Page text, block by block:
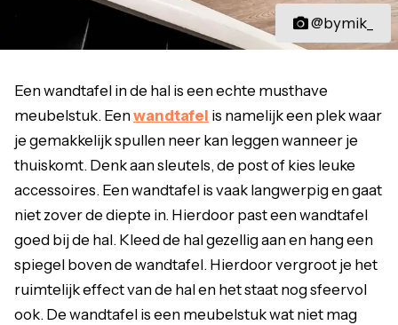
@bymik_
Een wandtafel in de hal is een echte musthave
meubelstuk. Eenwandtafel is namelijk een plek waar
je gemakkelijk spullen neer kan leggen wanneer je
thuiskomt. Denk aan sleutels, de post of kies leuke
accessoires. Een wandtafel is vaak langwerpig en gaat
niet zover de diepte in. Hierdoor past een wandtafel
goed bij de hal. Kleed de hal gezellig aan en hang een
spiegel boven de wandtafel. Hierdoor vergroot je het
ruimtelijk effect van de hal en het staat nog sfeervol
ook. De wandtafel is een meubelstuk wat niet mag